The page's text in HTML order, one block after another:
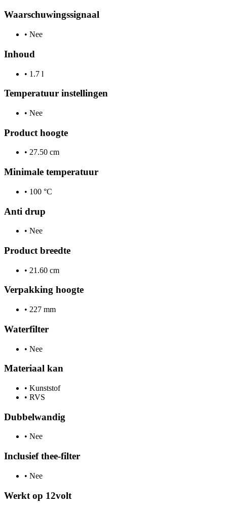
Waarschuwingssignaal
• Nee
Inhoud
• 1.7 l
Temperatuur instellingen
• Nee
Product hoogte
• 27.50 cm
Minimale temperatuur
• 100 °C
Anti drup
• Nee
Product breedte
• 21.60 cm
Verpakking hoogte
• 227 mm
Waterfilter
• Nee
Materiaal kan
• Kunststof
• RVS
Dubbelwandig
• Nee
Inclusief thee-filter
• Nee
Werkt op 12volt